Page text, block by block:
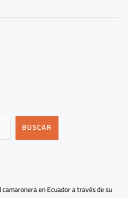
BUSCAR
en Ecuador a través de su